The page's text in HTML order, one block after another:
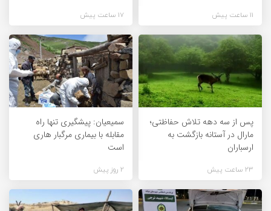
11 ساعت پیش 17 ساعت پیش
پس از سه دهه تلاش حفاظتی؛
مارال در آستانه بازگشت به
ارسباران
23 ساعت پیش
سمیعیان: پیشگیری تنها راه
مقابله با بیماری مرگبار هاری
است
2 روز پیش